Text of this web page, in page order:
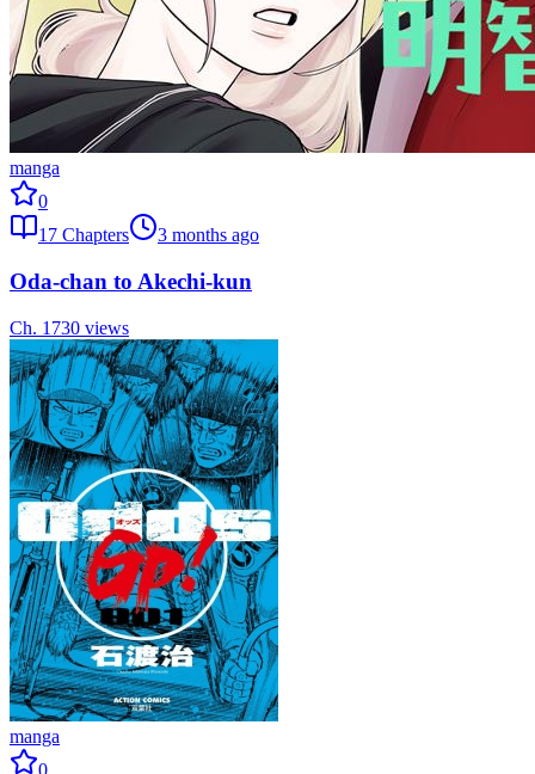
manga
0
17 Chapters 3 months ago
Oda-chan to Akechi-kun
Ch. 1730 views
manga
0